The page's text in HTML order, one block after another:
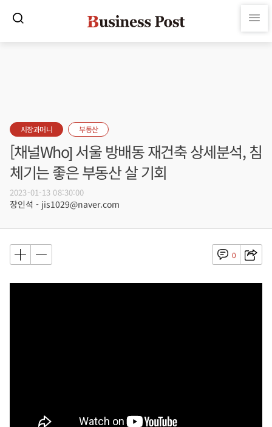
시장과머니 부동산
[채널Who] 서울 방배동 재건축 상세분석, 침
체기는 좋은 부동산 살 기회
2023-01-13 08:30:00
장인석 - jis1029@naver.com
0